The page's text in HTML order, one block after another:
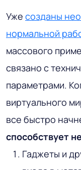
Уже созданы
нормальной
массового
связано с
параметрами.
виртуального
все быстро
способствует
Гаджеты и